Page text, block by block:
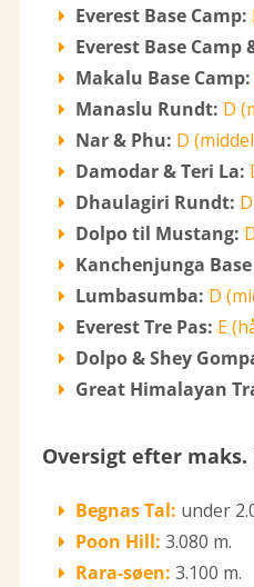
Everest Base Camp:
Everest Base Camp
Makalu Base Camp:
Manaslu Rundt: D
Nar & Phu: D
Damodar & Teri La:
Dhaulagiri Rundt:
Dolpo til Mustang:
Kanchenjunga
Lumbasumba: D
Everest Tre Pas: E
Dolpo & Shey
Great Himalayan
Oversigt efter maks.
Begnas Tal: under
Poon Hill: 3.080 m.
Rara-søen: 3.100 m.